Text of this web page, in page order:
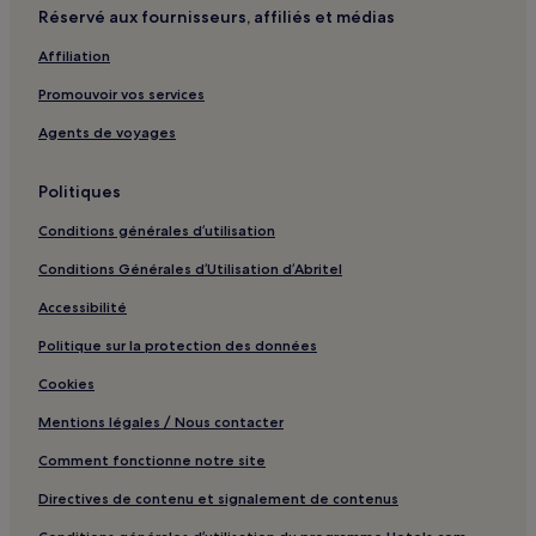
Station de tramway Gambetta : hôtels à proximité
Station de tramway Grand Théâtre : hôtels à proximité
Station de tramway Musée d'Aquitaine : hôtels à proximité
Porte Cailhau : hôtels à proximité
Parc des expositions de Bordeaux : hôtels à proximité
Rue Sainte-Catherine : Hôtels avec piscine à proximité
Rue Sainte-Catherine : Hôtels avec parking à proximité
Rue Sainte-Catherine : Hôtels avec centre de fitness à
proximité
Rue Sainte-Catherine : Appart’hôtels
Rue Sainte-Catherine : Chambres d’hôtes
Rue Sainte-Catherine : Hôtels de luxe à proximité
Réservé aux fournisseurs, affiliés et médias
Affiliation
Promouvoir vos services
Agents de voyages
Politiques
Conditions générales d’utilisation
Conditions Générales d’Utilisation d’Abritel
Accessibilité
Politique sur la protection des données
Cookies
Mentions légales / Nous contacter
Comment fonctionne notre site
Directives de contenu et signalement de contenus